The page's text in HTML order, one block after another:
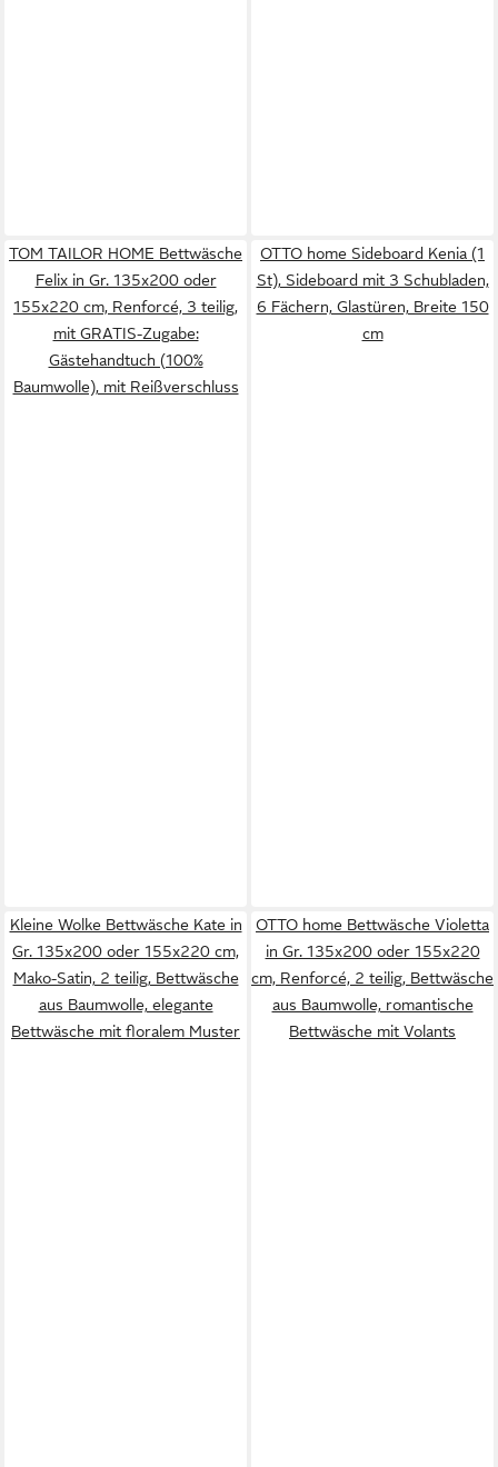
TOM TAILOR HOME Bettwäsche
Felix in Gr. 135x200 oder
155x220 cm, Renforcé, 3 teilig,
mit GRATIS-Zugabe:
Gästehandtuch (100%
Baumwolle), mit Reißverschluss
OTTO home Sideboard Kenia (1
St), Sideboard mit 3 Schubladen,
6 Fächern, Glastüren, Breite 150
cm
Kleine Wolke Bettwäsche Kate in
Gr. 135x200 oder 155x220 cm,
Mako-Satin, 2 teilig, Bettwäsche
aus Baumwolle, elegante
Bettwäsche mit floralem Muster
OTTO home Bettwäsche Violetta
in Gr. 135x200 oder 155x220
cm, Renforcé, 2 teilig, Bettwäsche
aus Baumwolle, romantische
Bettwäsche mit Volants